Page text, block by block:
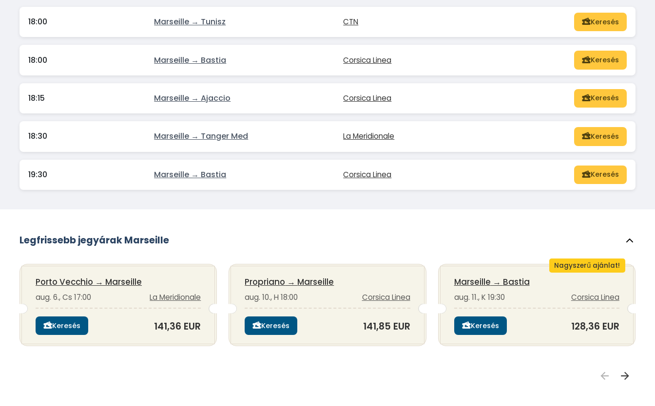
18:00 Marseille → Tunisz CTN Keresés
18:00 Marseille → Bastia Corsica Linea Keresés
18:15 Marseille → Ajaccio Corsica Linea Keresés
18:30 Marseille → Tanger Med La Meridionale Keresés
19:30 Marseille → Bastia Corsica Linea Keresés
Legfrissebb jegyárak Marseille
Porto Vecchio → Marseille
aug. 6., Cs 17:00 La Meridionale
Keresés 141,36 EUR
Propriano → Marseille
aug. 10., H 18:00 Corsica Linea
Keresés 141,85 EUR
Nagyszerű ajánlat!
Marseille → Bastia
aug. 11., K 19:30 Corsica Linea
Keresés 128,36 EUR